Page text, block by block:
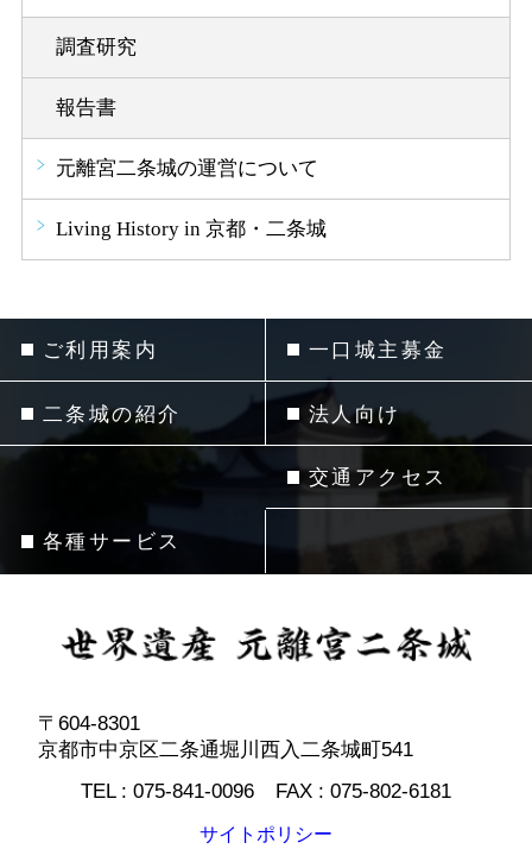
調査研究
報告書
元離宮二条城の運営について
Living History in 京都・二条城
ご利用案内
二条城の紹介
各種サービス
一口城主募金
法人向け
交通アクセス
〒604-8301
京都市中京区二条通堀川西入二条城町541
TEL : 075-841-0096 FAX :075-802-6181
サイトポリシー